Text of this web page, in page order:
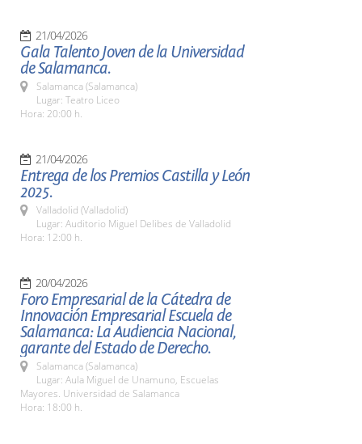
21/04/2026
Gala Talento Joven de la Universidad
de Salamanca.
Salamanca (Salamanca)
Lugar: Teatro Liceo
Hora: 20:00 h.
21/04/2026
Entrega de los Premios Castilla y León
2025.
Valladolid (Valladolid)
Lugar: Auditorio Miguel Delibes de Valladolid
Hora: 12:00 h.
20/04/2026
Foro Empresarial de la Cátedra de
Innovación Empresarial Escuela de
Salamanca: La Audiencia Nacional,
garante del Estado de Derecho.
Salamanca (Salamanca)
Lugar: Aula Miguel de Unamuno, Escuelas
Mayores. Universidad de Salamanca
Hora: 18:00 h.